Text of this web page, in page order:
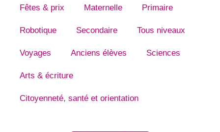
Fêtes & prix Maternelle Primaire
Robotique Secondaire Tous niveaux
Voyages Anciens élèves Sciences
Arts & écriture
Citoyenneté, santé et orientation